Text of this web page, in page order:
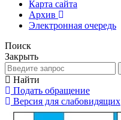
Карта сайта
Архив
Электронная очередь
Поиск
Закрыть
Найти
Подать обращение
Версия для слабовидящих